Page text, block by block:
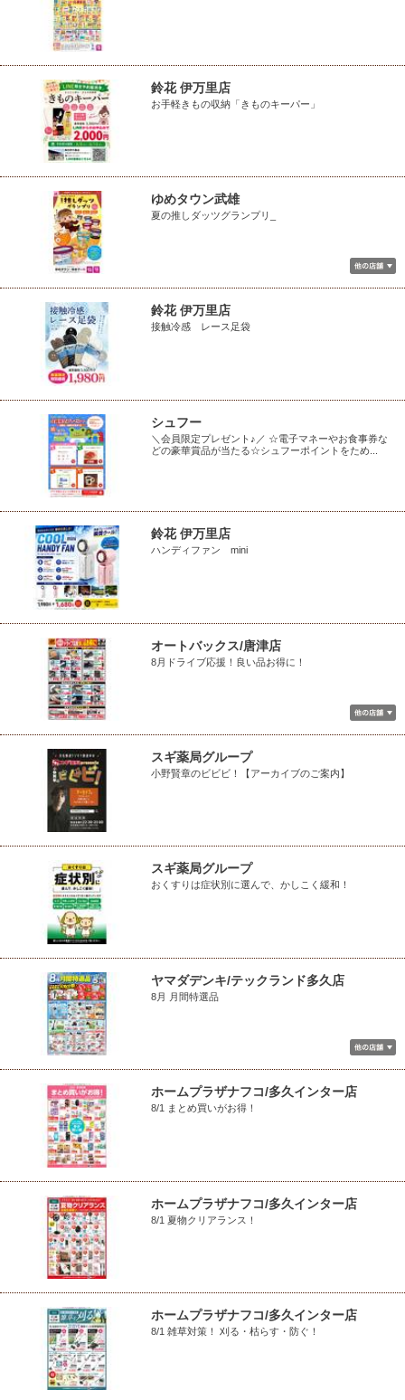
鈴花 伊万里店
お手軽きもの収納「きものキーパー」
ゆめタウン武雄
夏の推しダッツグランプリ_
鈴花 伊万里店
接触冷感 レース足袋
シュフー
＼会員限定プレゼント♪／ ☆電子マネーやお食事券な
どの豪華賞品が当たる☆シュフーポイントをため...
鈴花 伊万里店
ハンディファン mini
オートバックス/唐津店
8月ドライブ応援！良い品お得に！
スギ薬局グループ
小野賢章のビビビ！【アーカイブのご案内】
スギ薬局グループ
おくすりは症状別に選んで、かしこく緩和！
ヤマダデンキ/テックランド多久店
8月 月間特選品
ホームプラザナフコ/多久インター店
8/1 まとめ買いがお得！
ホームプラザナフコ/多久インター店
8/1 夏物クリアランス！
ホームプラザナフコ/多久インター店
8/1 雑草対策！ 刈る・枯らす・防ぐ！